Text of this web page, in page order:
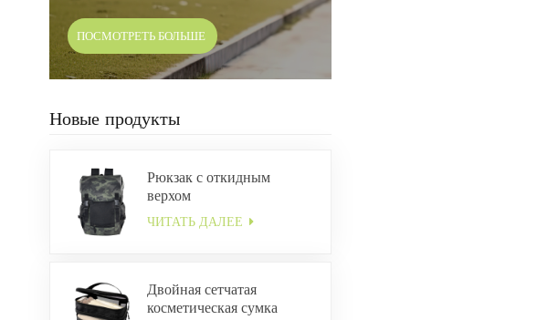
ПОСМОТРЕТЬ БОЛЬШЕ
Новые продукты
Рюкзак с откидным
верхом
ЧИТАТЬ ДАЛЕЕ
Двойная сетчатая
косметическая сумка